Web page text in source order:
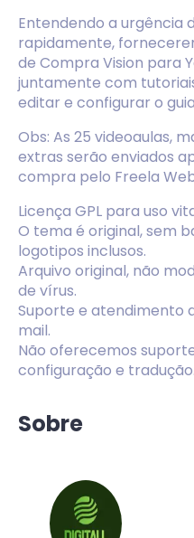
Entendendo a urgência
rapidamente,
de Compra Vision para
juntamente com
editar e configurar o
Obs: As 25 videoaulas,
extras serão enviados
compra pelo Freela
Licença GPL para uso
O tema é original, sem
logotipos inclusos.
Arquivo original, não
de vírus.
Suporte e atendimento
mail.
Não oferecemos
configuração e tradução.
Sobre